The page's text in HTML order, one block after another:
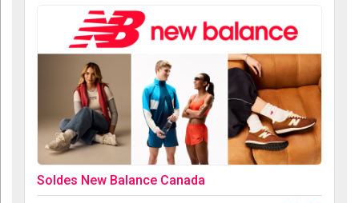
Soldes New Balance Canada